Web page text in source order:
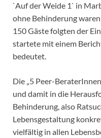
`Auf der Weide 1` in
ohne Behinderung
150 Gäste folgten der
startete mit einem
bedeutet.
Die „5 Peer-
und damit in die
Behinderung, also
Lebensgestaltung
vielfältig in allen